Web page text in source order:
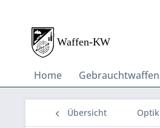
Home Gebrauchtwaffen
Übersicht Optik